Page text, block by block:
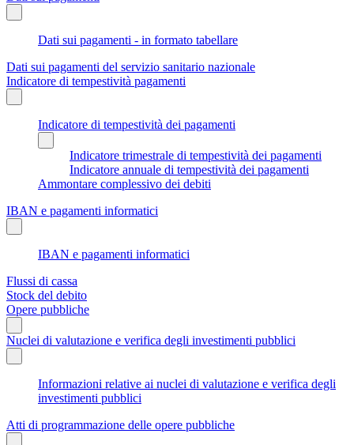
Dati sui pagamenti - in formato tabellare
Dati sui pagamenti del servizio sanitario nazionale
Indicatore di tempestività pagamenti
Indicatore di tempestività dei pagamenti
Indicatore trimestrale di tempestività dei pagamenti
Indicatore annuale di tempestività dei pagamenti
Ammontare complessivo dei debiti
IBAN e pagamenti informatici
IBAN e pagamenti informatici
Flussi di cassa
Stock del debito
Opere pubbliche
Nuclei di valutazione e verifica degli investimenti pubblici
Informazioni relative ai nuclei di valutazione e verifica degli
investimenti pubblici
Atti di programmazione delle opere pubbliche